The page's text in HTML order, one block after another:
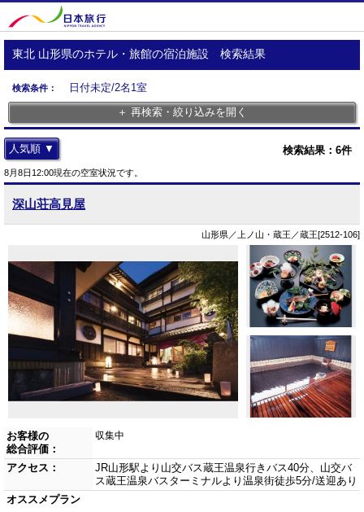
東北 山形県のホテル・旅館の宿泊施設 検索結果
検索条件：
日付未定/2名1室
＋ 再検索・絞り込みを開く
検索結果： 6件
人気順 ▼
8月8日12:00現在の空室状況です。
深山荘高見屋
山形県／上ノ山・蔵王／蔵王[2512-106]
お客様の
総合評価：
収集中
アクセス：
JR山形駅より山交バス蔵王温泉行きバス40分、山交バ
ス蔵王温泉バスターミナルより温泉街徒歩5分/送迎あり
オススメプラン